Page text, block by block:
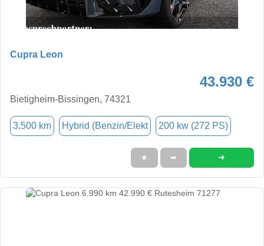
Cupra Leon
43.930 €
Bietigheim-Bissingen, 74321
3.500 km Hybrid (Benzin/Elekt 200 kw (272 PS)
★ ➦ ➜